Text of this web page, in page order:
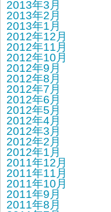
2013年3月
2013年2月
2013年1月
2012年12月
2012年11月
2012年10月
2012年9月
2012年8月
2012年7月
2012年6月
2012年5月
2012年4月
2012年3月
2012年2月
2012年1月
2011年12月
2011年11月
2011年10月
2011年9月
2011年8月